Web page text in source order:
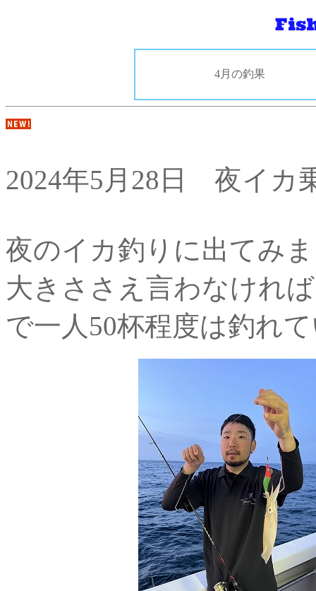
4月の釣果
2024年5月28日 夜イカ
夜のイカ釣りに出てみ
大きささえ言わなけれ
で一人50杯程度は釣れ